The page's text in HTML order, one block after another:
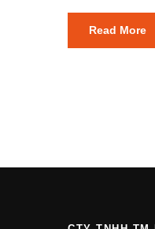
Read More